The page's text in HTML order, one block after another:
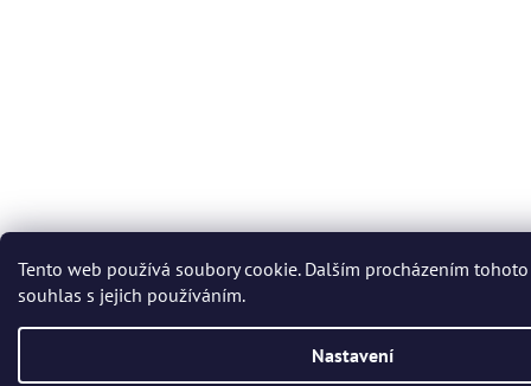
Tento web používá soubory cookie. Dalším procházením
souhlas s jejich používáním.
Nastavení